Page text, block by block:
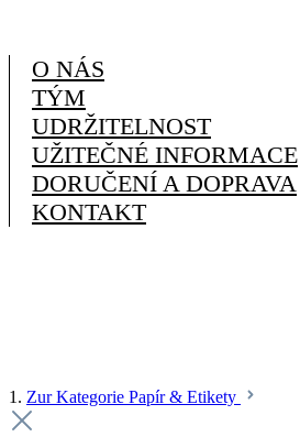
O NÁS
TÝM
UDRŽITELNOST
UŽITEČNÉ INFORMACE
DORUČENÍ A DOPRAVA
KONTAKT
1. Zur Kategorie Papír & Etikety